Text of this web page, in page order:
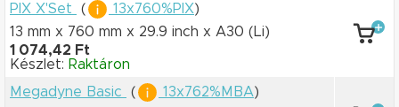
PIX X'Set
( 13x760%PIX)
13 mm x 760 mm x 29.9 inch x A30 (Li)
1 074,42 Ft
Készlet: Raktáron
Megadyne Basic
( 13x762%MBA)